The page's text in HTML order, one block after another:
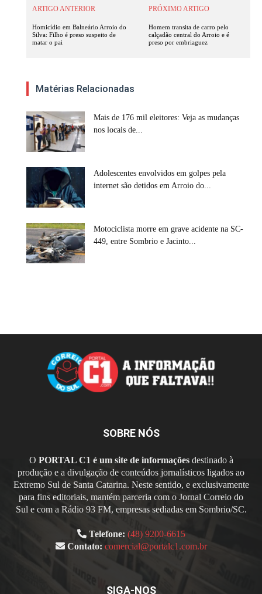
ARTIGO ANTERIOR
Homicídio em Balneário Arroio do
Silva: Filho é preso suspeito de
matar o pai
PRÓXIMO ARTIGO
Homem transita de carro pelo
calçadão central do Arroio e é
preso por embriaguez
Matérias Relacionadas
Mais de 176 mil eleitores: Veja as mudanças
nos locais de...
Adolescentes envolvidos em golpes pela
internet são detidos em Arroio do...
Motociclista morre em grave acidente na SC-
449, entre Sombrio e Jacinto...
SOBRE NÓS
O PORTAL C1 é um site de informaçõesdestinado à
produção e a divulgação de conteúdos jornalísticos ligados ao
Extremo Sul de Santa Catarina. Neste sentido, e exclusivamente
para fins editoriais, mantém parceria com o Jornal Correio do
Sul e com a Rádio 93 FM, empresas sediadas em Sombrio/SC.
Telefone: (48) 9200-6615
Contato: comercial@portalc1.com.br
SIGA-NOS